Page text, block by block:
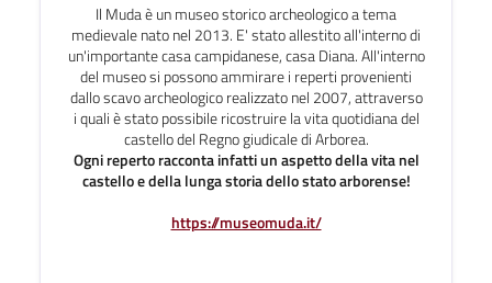
Il Muda è un museo storico archeologico a tema
medievale nato nel 2013. E' stato allestito all'interno di
un'importante casa campidanese, casa Diana.All'interno
del museo si possono ammirare i reperti provenienti
dallo scavo archeologico realizzato nel 2007, attraverso
i quali è stato possibile ricostruire la vita quotidiana del
castello del Regno giudicale di Arborea.
Ogni reperto racconta infatti un aspetto della vita nel
castello e della lunga storia dello stato arborense!
https://museomuda.it/